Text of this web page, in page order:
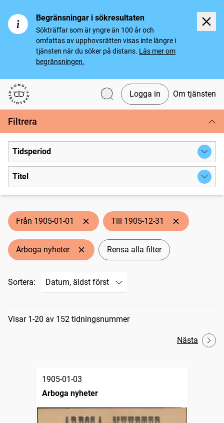
Begränsningar i sökresultaten
Sökträffar som är yngre än 100 år och
omfattas av upphovsrätten visas inte längre i
tjänsten när du söker på distans. Läs mer om
begränsningen.
Svenska tidningar
Logga in Om tjänsten
Filtrera
Tidsperiod
Titel
Från 1905-01-01 Till 1905-12-31
Arboga nyheter Rensa alla filter
Sortera:
Sökresultat
Visar 1-20 av 152 tidningsnummer
Nästa
1905-01-03
Arboga nyheter